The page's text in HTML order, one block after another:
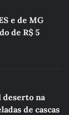
e de MG
de R$ 5
deserto na
de cascas